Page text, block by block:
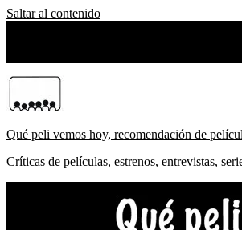
Saltar al contenido
Qué peli vemos hoy, recomendación de
Críticas de películas, estrenos, entrevistas,